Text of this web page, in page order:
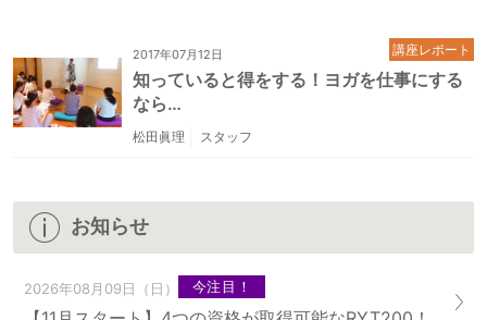
2017年07月12日
知っていると得をする！ヨガを仕事にする
なら…
松田眞理 スタッフ
講座レポート
お知らせ
2026年08月09日（日） 今注目！